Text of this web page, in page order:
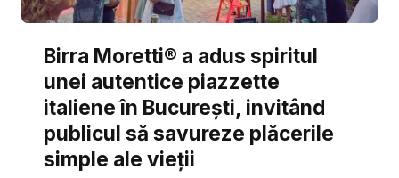
Birra Moretti® a adus spiritul
unei autentice piazzette
italiene în București, invitând
publicul să savureze plăcerile
simple ale vieții